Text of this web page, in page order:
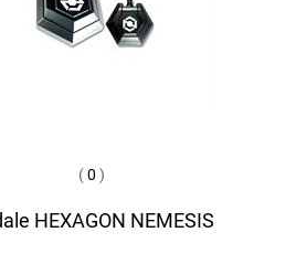
(0 )
HEXAGON NEMESIS